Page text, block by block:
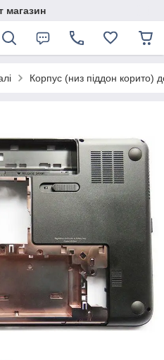
магазин
Корпус (низ піддон корито)